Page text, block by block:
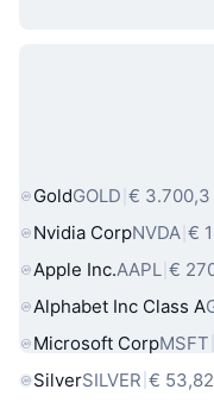
Populaire
GoldGOLD € 3.700,3
Nvidia CorpNVDA €
Apple Inc.AAPL €
Alphabet Inc Class A
Microsoft CorpMSFT
SilverSILVER € 53,82